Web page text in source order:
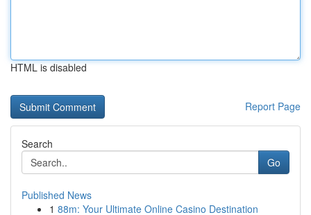
HTML is disabled
Report Page
Search
Go
Published News
1 88m: Your Ultimate Online Casino Destination